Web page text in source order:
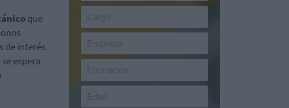
que
de interés
espera